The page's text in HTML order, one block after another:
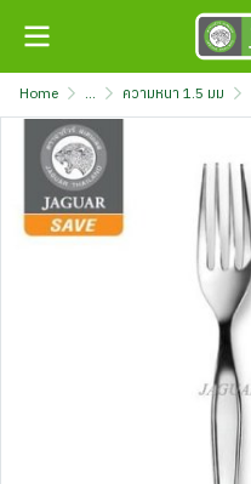
Home ... ความหนา 1.5 มม